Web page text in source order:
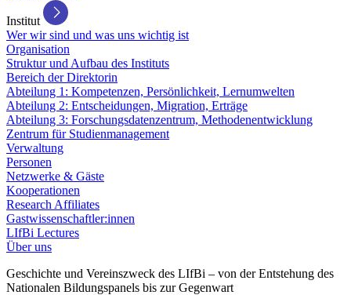
Institut
Wer wir sind und was uns wichtig ist
Organisation
Struktur und Aufbau des Instituts
Bereich der Direktorin
Abteilung 1: Kompetenzen, Persönlichkeit, Lernumwelten
Abteilung 2: Entscheidungen, Migration, Erträge
Abteilung 3: Forschungsdatenzentrum, Methodenentwicklung
Zentrum für Studienmanagement
Verwaltung
Personen
Netzwerke & Gäste
Kooperationen
Research Affiliates
Gastwissenschaftler:innen
LIfBi Lectures
Über uns
Geschichte und Vereinszweck des LIfBi – von der Entstehung des
Nationalen Bildungspanels bis zur Gegenwart